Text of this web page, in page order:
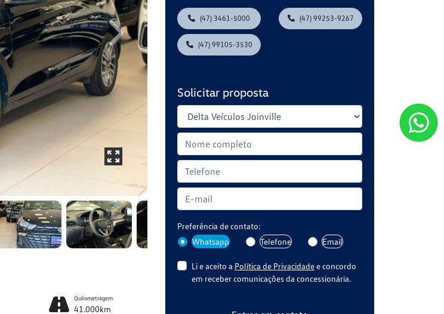
(47) 3461-5000 (47) 99253-9267
(47) 99105-3530
Solicitar proposta
Preferência de contato:
Whatsapp
Telefone Email
Li e aceito a Política de Privacidadee concordo
em receber comunicações da concessionária.
Next
Quilometragem
41.000km